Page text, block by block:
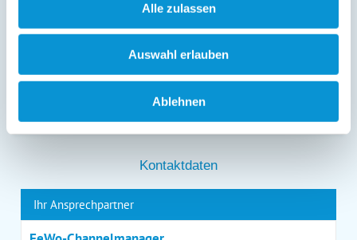
Alle zulassen
Auswahl erlauben
Ablehnen
Ihnen ein Beschwerderecht bei einer Aufsichtsbehörde
zu.
Kontaktdaten
Ihr Ansprechpartner